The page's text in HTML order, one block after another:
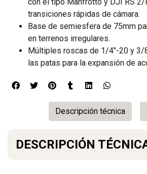
transiciones rápidas de cámara.
Base de semiesfera de 75mm
en terrenos irregulares.
Múltiples roscas de 1/4"-20 y 3/
las patas para la expansión de
DESCRIPCIÓN
Descripción técnica